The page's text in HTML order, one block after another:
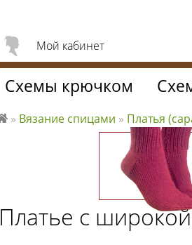
Платье с
Мой кабинет
Схемы крючком
» Вязание спицами » Платья